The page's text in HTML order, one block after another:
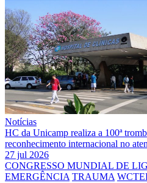
Notícias
HC da Unicamp realiza a 100ª
reconhecimento internacional no
27 jul 2026
CONGRESSO MUNDIAL DE
EMERGÊNCIA TRAUMA